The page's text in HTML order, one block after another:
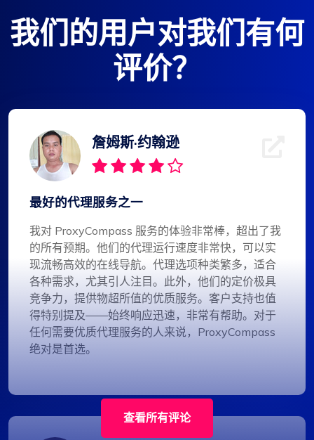
我们的用户对我们有何
评价？
詹姆斯·约翰逊
最好的代理服务之一
我对 ProxyCompass 服务的体验非常棒，超出了我
的所有预期。他们的代理运行速度非常快，可以实
现流畅高效的在线导航。代理选项种类繁多，适合
各种需求，尤其引人注目。此外，他们的定价极具
竞争力，提供物超所值的优质服务。客户支持也值
得特别提及——始终响应迅速，非常有帮助。对于
任何需要优质代理服务的人来说，ProxyCompass
绝对是首选。
查看所有评论